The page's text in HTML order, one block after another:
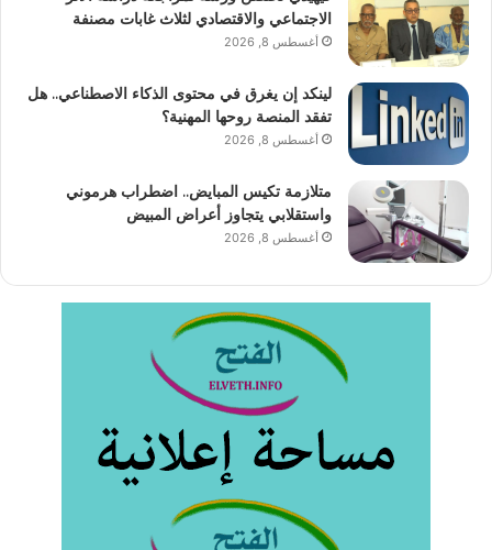
الاجتماعي والاقتصادي لثلاث غابات مصنفة
أغسطس 8, 2026
لينكد إن يغرق في محتوى الذكاء الاصطناعي.. هل
تفقد المنصة روحها المهنية؟
أغسطس 8, 2026
متلازمة تكيس المبايض.. اضطراب هرموني
واستقلابي يتجاوز أعراض المبيض
أغسطس 8, 2026